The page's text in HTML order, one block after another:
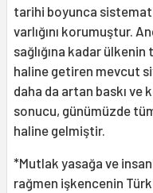
tarihi boyunca
varlığını korumuştur.
sağlığına kadar
haline getiren mevcut
daha da artan baskı ve
sonucu, günümüzde
haline gelmiştir.
*Mutlak yasağa ve
rağmen işkencenin